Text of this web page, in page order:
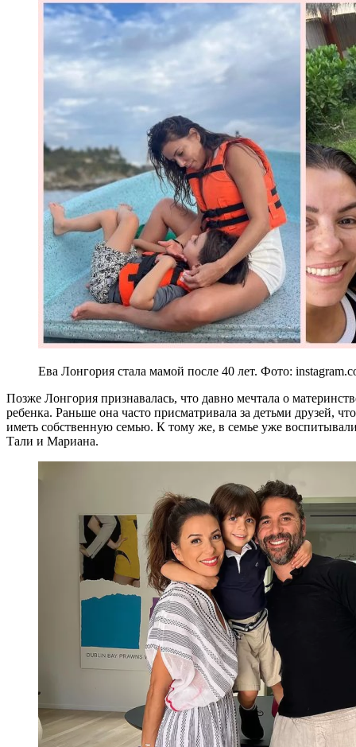
Ева Лонгория стала мамой после 40 лет. Фото:
Позже Лонгория признавалась, что давно мечтала о
ребенка. Раньше она часто присматривала за детьми друзей,
иметь собственную семью. К тому же, в семье уже
Тали и Мариана.